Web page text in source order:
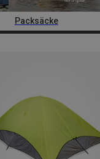
Packsäcke